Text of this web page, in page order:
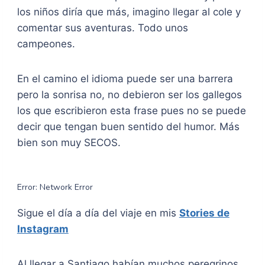
los niños diría que más, imagino llegar al cole y
comentar sus aventuras. Todo unos
campeones.
En el camino el idioma puede ser una barrera
pero la sonrisa no, no debieron ser los gallegos
los que escribieron esta frase pues no se puede
decir que tengan buen sentido del humor. Más
bien son muy SECOS.
Sigue el día a día del viaje en mis Stories de
Instagram